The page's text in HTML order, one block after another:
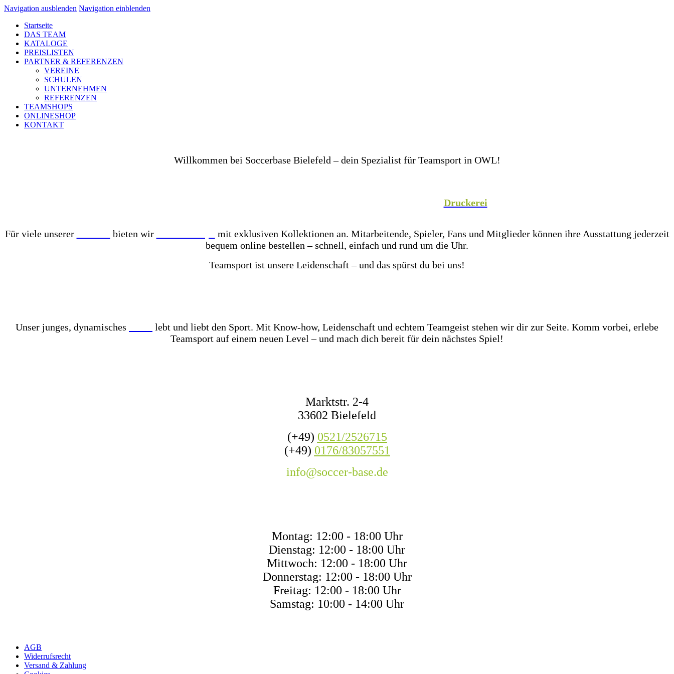
Navigation ausblenden Navigation einblenden
Startseite
DAS TEAM
KATALOGE
PREISLISTEN
PARTNER & REFERENZEN
VEREINE
SCHULEN
UNTERNEHMEN
REFERENZEN
TEAMSHOPS
ONLINESHOP
KONTAKT
Willkommen bei Soccerbase Bielefeld – dein Spezialist für Teamsport in OWL!
Druckerei
Für viele unserer
bieten wir
mit exklusiven Kollektionen an. Mitarbeitende, Spieler, Fans und Mitglieder können ihre Ausstattung jederzeit
bequem online bestellen – schnell, einfach und rund um die Uhr.
Teamsport ist unsere Leidenschaft – und das spürst du bei uns!
Unser junges, dynamisches
lebt und liebt den Sport. Mit Know-how, Leidenschaft und echtem Teamgeist stehen wir dir zur Seite. Komm vorbei, erlebe
Teamsport auf einem neuen Level – und mach dich bereit für dein nächstes Spiel!
Marktstr. 2-4
33602 Bielefeld
(+49) 0521/2526715
(+49) 0176/83057551
info@soccer-base.de
Montag: 12:00 - 18:00 Uhr
Dienstag: 12:00 - 18:00 Uhr
Mittwoch: 12:00 - 18:00 Uhr
Donnerstag: 12:00 - 18:00 Uhr
Freitag: 12:00 - 18:00 Uhr
Samstag: 10:00 - 14:00 Uhr
AGB
Widerrufsrecht
Versand & Zahlung